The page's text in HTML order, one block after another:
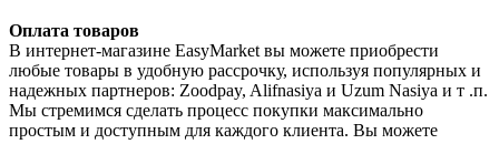
Оплата товаров
В интернет-магазине EasyMarket вы можете приобрести
любые товары в удобную рассрочку, используя популярных и
надежных партнеров: Zoodpay, Alifnasiya и Uzum Nasiya и т .п.
Мы стремимся сделать процесс покупки максимально
простым и доступным для каждого клиента. Вы можете